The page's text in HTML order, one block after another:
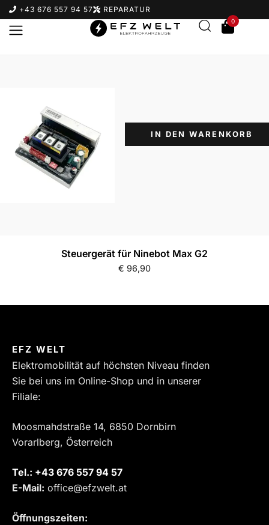
+43 676 557 94 57 REPARATUR
0
IN DEN WARENKORB
Steuergerät für Ninebot Max G2
€ 96,90
EFZ WELT
Elektromobilität auf höchsten Niveau finden
Sie bei uns im Online-Shop und in unserer
Filiale:
Moosmahdstraße 14, 6850 Dornbirn
Vorarlberg, Österreich
Tel.: ‎+43 676 557 94 57
E-Mail: office@efzwelt.at
Öffnungszeiten: